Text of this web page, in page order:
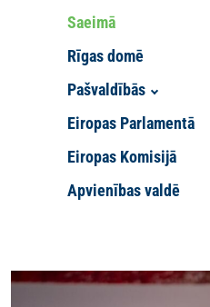
Saeimā
Rīgas domē
Pašvaldībās
Eiropas Parlamentā
Eiropas Komisijā
Apvienības valdē